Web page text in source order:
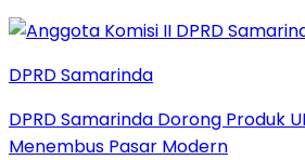
DPRD Samarinda
DPRD Samarinda Dorong Produk
Menembus Pasar Modern